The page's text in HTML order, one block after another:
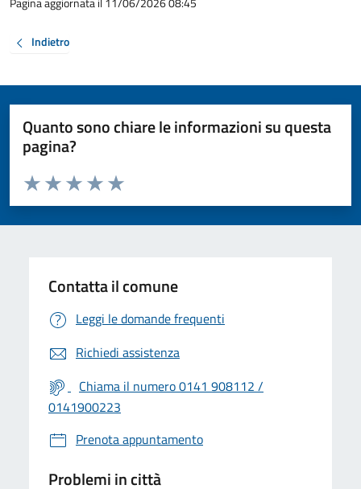
Indietro
Quanto sono chiare le informazioni su questa
pagina?
Valuta da 1 a 5 stelle la pagina
Valuta 5 stelle su 5
Valuta 4 stelle su 5
Valuta 3 stelle su 5
Valuta 2 stelle su 5
Valuta 1 stelle su 5
Contatta il comune
Leggi le domande frequenti
Richiedi assistenza
Chiama il numero 0141 908112 /
0141900223
Prenota appuntamento
Problemi in città